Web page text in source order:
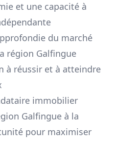
et une capacité à
du marché
région Galfingue
à réussir et à atteindre
immobilier
Galfingue à la
pour maximiser